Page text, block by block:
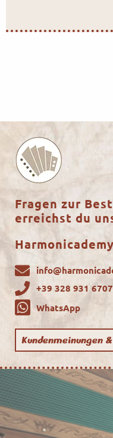
Fragen zur
erreichst du
+39 328 931 6707
WhatsApp
Kundenmeinungen